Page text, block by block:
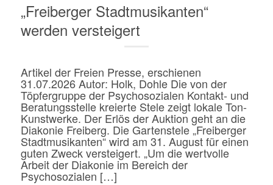
„Freiberger Stadtmusikanten“
werden versteigert
Artikel der Freien Presse, erschienen
31.07.2026 Autor: Holk, Dohle Die von der
Töpfergruppe der Psychosozialen Kontakt- und
Beratungsstelle kreierte Stele zeigt lokale Ton-
Kunstwerke. Der Erlös der Auktion geht an die
Diakonie Freiberg. Die Gartenstele „Freiberger
Stadtmusikanten“ wird am 31. August für einen
guten Zweck versteigert. „Um die wertvolle
Arbeit der Diakonie im Bereich der
Psychosozialen […]